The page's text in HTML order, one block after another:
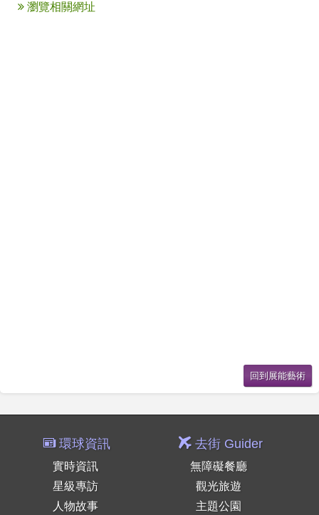
瀏覽相關網址
環球資訊
實時資訊
星級專訪
人物故事
去街 Guider
無障礙餐廳
觀光旅遊
主題公園